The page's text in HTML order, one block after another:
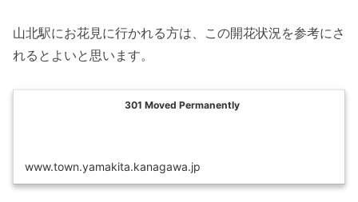
山北駅にお花見に行かれる方は、この開花状況を参考にさ
れるとよいと思います。
301 Moved Permanently
www.town.yamakita.kanagawa.jp